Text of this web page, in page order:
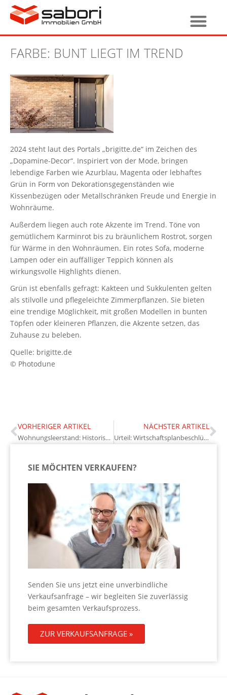
FARBE: BUNT LIEGT IM TREND
2024 steht laut des Portals „brigitte.de“ im Zeichen des
„Dopamine-Decor“. Inspiriert von der Mode, bringen
lebendige Farben wie Azurblau, Magenta oder lebhaftes
Grün in Form von Dekorationsgegenständen wie
Kissenbezügen oder Metallschränken Freude und Energie in
Wohnräume.
Außerdem liegen auch rote Akzente im Trend. Töne von
gemütlichem Karminrot bis zu bräunlichem Rostrot, sorgen
für Wärme in den Wohnräumen. Ein rotes Sofa, moderne
Lampen oder ein auffälliger Teppich können als
wirkungsvolle Highlights dienen.
Grün ist ebenfalls gefragt: Kakteen und Sukkulenten gelten
als stilvolle und pflegeleichte Zimmerpflanzen. Sie bieten
eine trendige Möglichkeit, mit großen Modellen in bunten
Töpfen oder kleineren Pflanzen, die Akzente setzen, das
Zuhause zu beleben.
Quelle: brigitte.de
© Photodune
VORHERIGER ARTIKEL
Wohnungsleerstand: Historischer Rückgang
NÄCHSTER ARTIKEL
Urteil: Wirtschaftsplanbeschlüsse
SIE MÖCHTEN VERKAUFEN?
Senden Sie uns jetzt eine unverbindliche
Verkaufsanfrage – wir begleiten Sie zuverlässig
beim gesamten Verkaufsprozess.
ZUR VERKAUFSANFRAGE »